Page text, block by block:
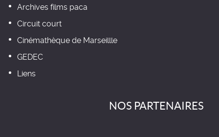
Archives films paca
Circuit court
Cinémathèque de Marseillle
GEDEC
Liens
NOS PARTENAIRES